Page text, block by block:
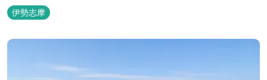
た客室で、五感から体と心を癒やします。 【お部屋】 近年リニュ
ーアルした過ごしやすいお部屋で、親子3世代で楽しめるお部屋に
なっております。 全室オーシャンビューで雄大な鳥羽湾を一望で
伊勢志摩